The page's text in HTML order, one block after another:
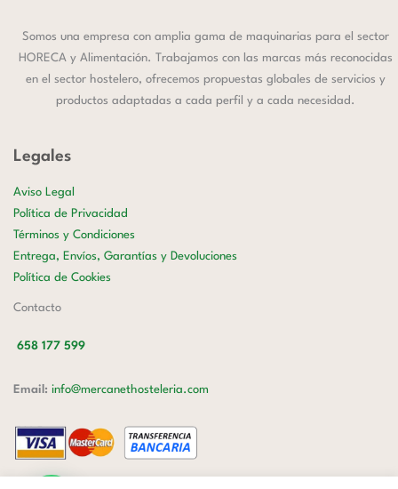
Somos una empresa con amplia gama de maquinarias para el sector
HORECA y Alimentación. Trabajamos con las marcas más reconocidas
en el sector hostelero, ofrecemos propuestas globales de servicios y
productos adaptadas a cada perfil y a cada necesidad.
Legales
Aviso Legal
Política de Privacidad
Términos y Condiciones
Entrega, Envíos, Garantías y Devoluciones
Política de Cookies
Contacto
658 177 599
Email: info@mercanethosteleria.com